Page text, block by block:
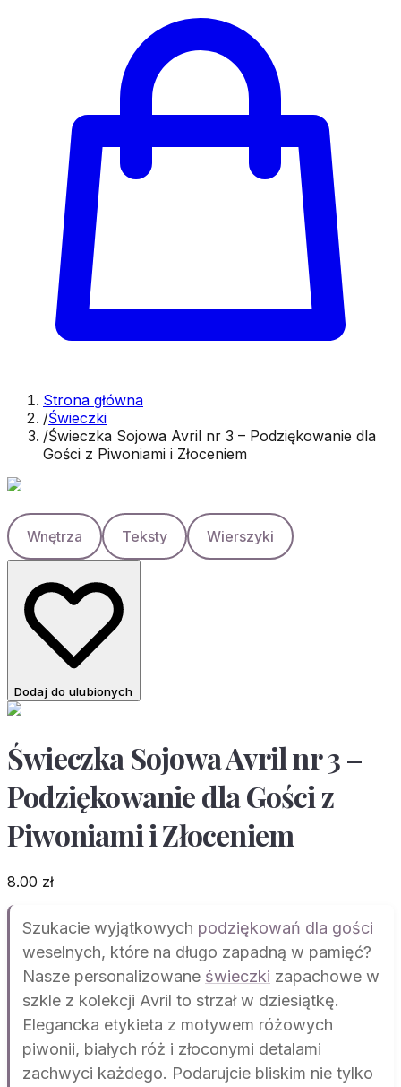
Strona główna
/Świeczki
/Świeczka Sojowa Avril nr 3 – Podziękowanie dla
Gości z Piwoniami i Złoceniem
Wnętrza Teksty Wierszyki
Dodaj do ulubionych
Świeczka Sojowa Avril nr 3 –
Podziękowanie dla Gości z
Piwoniami i Złoceniem
8.00 zł
Szukacie wyjątkowych podziękowań dla gości
weselnych, które na długo zapadną w pamięć?
Nasze personalizowane świeczki zapachowe w
szkle z kolekcji Avril to strzał w dziesiątkę.
Elegancka etykieta z motywem różowych
piwonii, białych róż i złoconymi detalami
zachwyci każdego. Podarujcie bliskim nie tylko